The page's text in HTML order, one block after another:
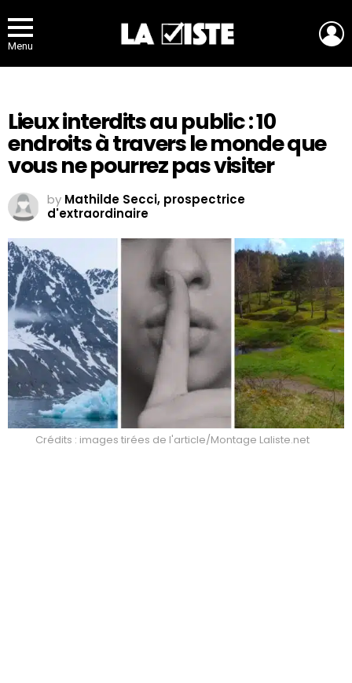
Menu
Lieux interdits au public : 10
endroits à travers le monde que
vous ne pourrez pas visiter
by Mathilde Secci, prospectrice
d'extraordinaire
Crédits : images tirées de l'article/Montage Laliste.net